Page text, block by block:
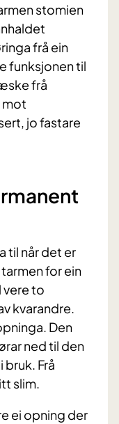
stomien
frå ein
funksjonen til
frå
mot
jo fastare
til når det er
for ein
vere to
kvarandre.
Den
ned til den
bruk. Frå
slim.
ei opning der